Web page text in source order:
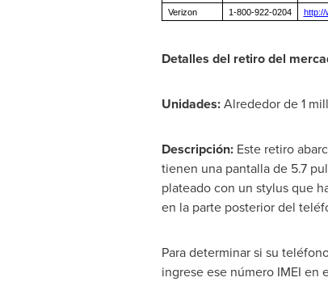
Verizon
1-800-922-0204 http://
Detalles del retiro del
Unidades:Alrededor de 1
Descripción:Este retiro
tienen una pantalla de 5.7
plateado con un stylus que
en la parte posterior del
Para determinar si su
ingrese ese número IMEI en